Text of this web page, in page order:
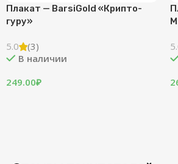
Плакат — BarsiGold «Крипто-
гуру»
5.0
(3)
В наличии
249.00₽
5.0